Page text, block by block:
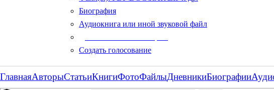
Биография
Аудиокнига или иной звуковой файл
Создать голосование
ГлавнаяАвторыСтатьиКнигиФотоФайлыДневникиБиографии